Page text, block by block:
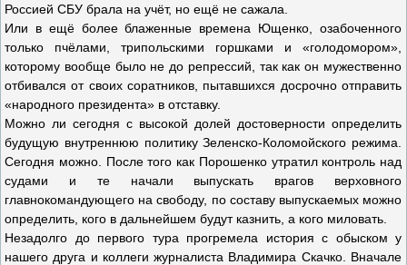
Россией СБУ брала на учёт, но ещё не сажала.
Или в ещё более блаженные времена Ющенко, озабоченного
только пчёлами, трипольскими горшками и «голодомором»,
которому вообще было не до репрессий, так как он мужественно
отбивался от своих соратников, пытавшихся досрочно отправить
«народного президента» в отставку.
Можно ли сегодня с высокой долей достоверности определить
будущую внутреннюю политику Зеленско-Коломойского режима.
Сегодня можно. После того как Порошенко утратил контроль над
судами и те начали выпускать врагов верховного
главнокомандующего на свободу, по составу выпускаемых можно
определить, кого в дальнейшем будут казнить, а кого миловать.
Незадолго до первого тура прогремела история с обыском у
нашего друга и коллеги журналиста Владимира Скачко. Вначале